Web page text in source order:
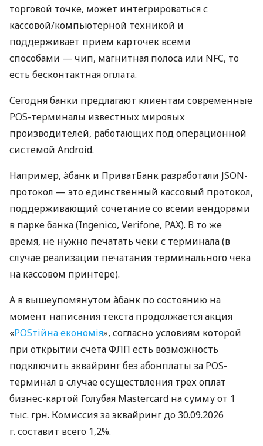
торговой точке, может интегрироваться с
кассовой/компьютерной техникой и
поддерживает прием карточек всеми
способами — чип, магнитная полоса или NFC, то
есть бесконтактная оплата.
Сегодня банки предлагают клиентам современные
POS-терминалы известных мировых
производителей, работающих под операционной
системой Android.
Например, àбанк и ПриватБанк разработали JSON-
протокол — это единственный кассовый протокол,
поддерживающий сочетание со всеми вендорами
в парке банка (Ingenico, Verifone, PAX). В то же
время, не нужно печатать чеки с терминала (в
случае реализации печатания терминального чека
на кассовом принтере).
А в вышеупомянутом àбанк по состоянию на
момент написания текста продолжается акция
«POSтійна економія», согласно условиям которой
при открытии счета ФЛП есть возможность
подключить эквайринг без абонплаты за POS-
терминал в случае осуществления трех оплат
бизнес-картой Голубая Mastercard на сумму от 1
тыс. грн. Комиссия за эквайринг до 30.09.2026
г. составит всего 1,2%.